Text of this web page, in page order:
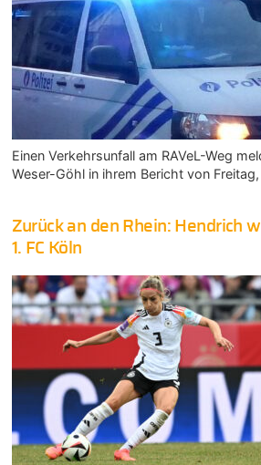
Einen Verkehrsunfall am RAVeL-Weg
Weser-Göhl in ihrem Bericht von
Zurück an den Rhein: Hendrich
1. FC Köln